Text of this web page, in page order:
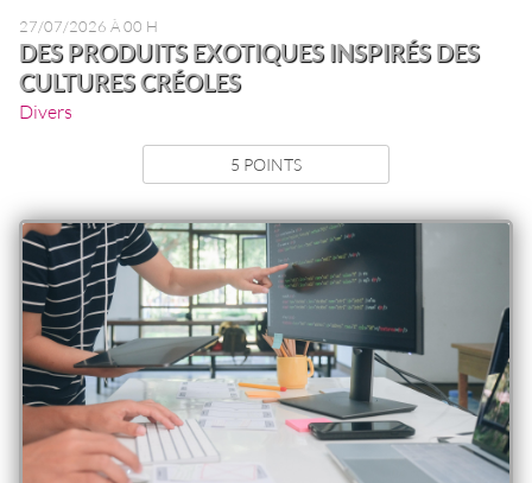
27/07/2026 À 00 H
DES PRODUITS EXOTIQUES INSPIRÉS DES
CULTURES CRÉOLES
Divers
5 POINTS